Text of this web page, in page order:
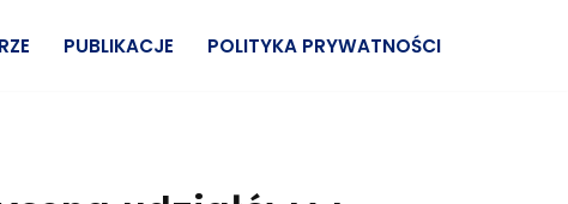
PUBLIKACJE POLITYKA PRYWATNOŚCI